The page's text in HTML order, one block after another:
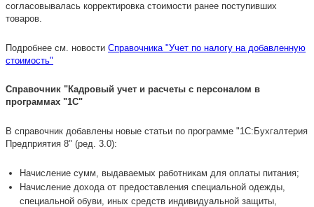
согласовывалась корректировка стоимости ранее поступивших
товаров.
Подробнее см. новости Справочника "Учет по налогу на добавленную
стоимость"
Справочник "Кадровый учет и расчеты с персоналом в
программах "1С"
В справочник добавлены новые статьи по программе "1С:Бухгалтерия
Предприятия 8" (ред. 3.0):
Начисление сумм, выдаваемых работникам для оплаты питания;
Начисление дохода от предоставления специальной одежды,
специальной обуви, иных средств индивидуальной защиты,